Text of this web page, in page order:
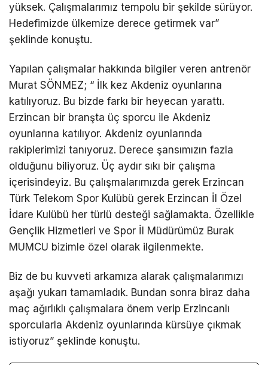
yüksek. Çalışmalarımız tempolu bir şekilde sürüyor.
Hedefimizde ülkemize derece getirmek var”
şeklinde konuştu.
Yapılan çalışmalar hakkında bilgiler veren antrenör
Murat SÖNMEZ; “ İlk kez Akdeniz oyunlarına
katılıyoruz. Bu bizde farkı bir heyecan yarattı.
Erzincan bir branşta üç sporcu ile Akdeniz
oyunlarına katılıyor. Akdeniz oyunlarında
rakiplerimizi tanıyoruz. Derece şansımızın fazla
olduğunu biliyoruz. Üç aydır sıkı bir çalışma
içerisindeyiz. Bu çalışmalarımızda gerek Erzincan
Türk Telekom Spor Kulübü gerek Erzincan İl Özel
İdare Kulübü her türlü desteği sağlamakta. Özellikle
Gençlik Hizmetleri ve Spor İl Müdürümüz Burak
MUMCU bizimle özel olarak ilgilenmekte.
Biz de bu kuvveti arkamıza alarak çalışmalarımızı
aşağı yukarı tamamladık. Bundan sonra biraz daha
maç ağırlıklı çalışmalara önem verip Erzincanlı
sporcularla Akdeniz oyunlarında kürsüye çıkmak
istiyoruz” şeklinde konuştu.